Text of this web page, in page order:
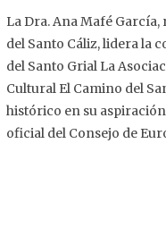
8
2
2
La Dra. Ana Mafé
del Santo Cáliz, lidera la
del Santo Grial La
Cultural El Camino del
histórico en su
oficial del Consejo de